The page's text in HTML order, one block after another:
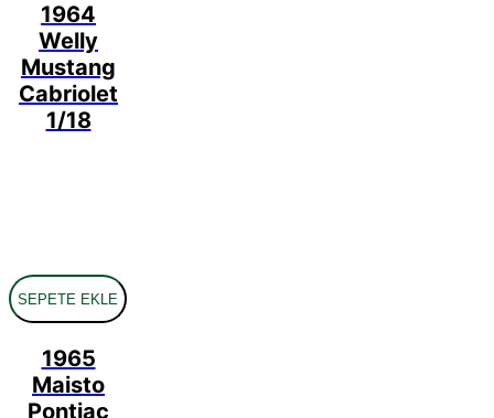
1964
Welly
Mustang
Cabriolet
1/18
SEPETE EKLE
1965
Maisto
Pontiac